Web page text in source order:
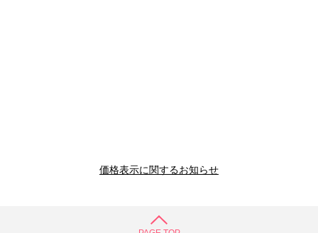
価格表示に関するお知らせ